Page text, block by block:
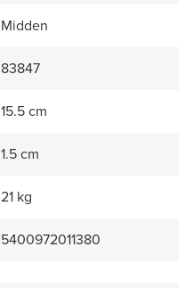
Midden
83847
15.5 cm
1.5 cm
21 kg
5400972011380